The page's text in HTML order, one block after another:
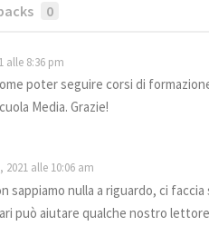
0
alle 8:36 pm
poter seguire corsi di
Media. Grazie!
2021 alle 10:06 am
sappiamo nulla a riguardo, ci faccia
può aiutare qualche nostro